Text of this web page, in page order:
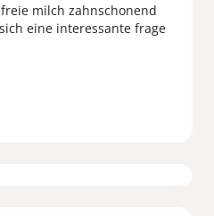
milch zahnschonend
eine interessante frage